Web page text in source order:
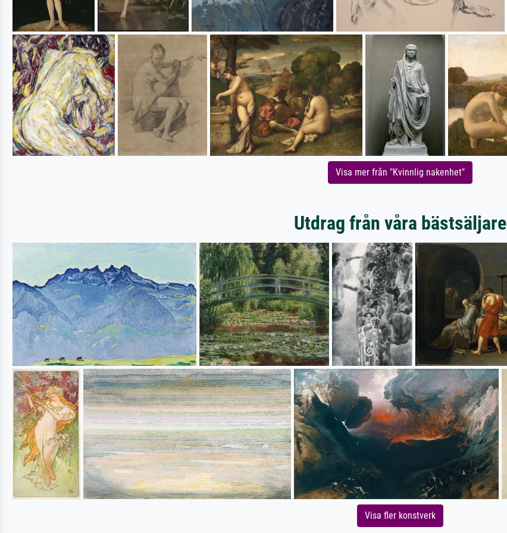
Visa mer från "Kvinnlig nakenhet"
Utdrag från våra bästsäljare
Visa fler konstverk